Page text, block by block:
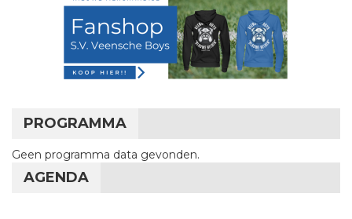
PROGRAMMA
Geen programma data gevonden.
AGENDA